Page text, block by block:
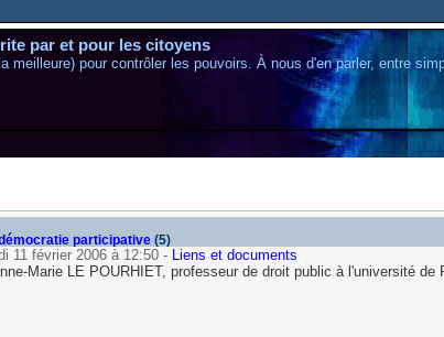
par et pour les citoyens
pour contrôler les pouvoirs. À nous d'en parler, entre
participative(5)
11 février 2006 à 12:50 - Liens et documents
Marie LE POURHIET, professeur de droit public à l'université de